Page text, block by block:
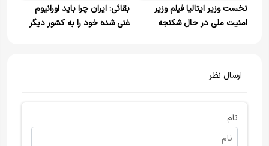
نخست وزیر ایتالیا فیلم وزیر
امنیت ملی در حال شکنجه
بقائی: ایران چرا باید اورانیوم
غنی شده خود را به کشور دیگر
ارسال نظر
نام